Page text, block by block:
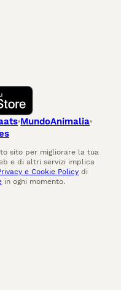
MundoAnimalia
sito per migliorare la tua
e di altri servizi implica
e Cookie Policy di
in ogni momento.